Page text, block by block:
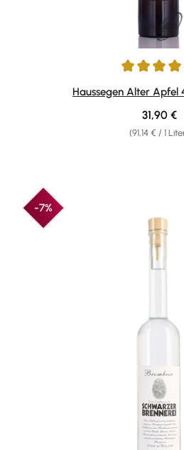
Durchschnittliche Bewertung von
Haussegen Alter Apfel
(91,14 € / 1
31,90 €
-7%